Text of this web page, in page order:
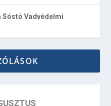
Sóstó Vadvédelmi